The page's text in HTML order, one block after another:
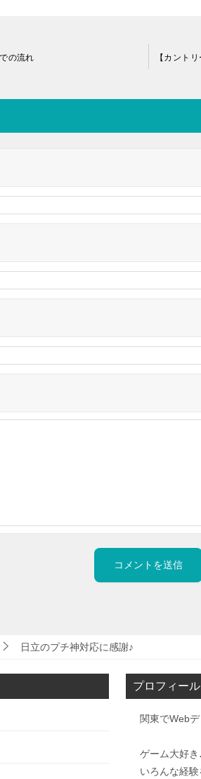
の流れ
日立のプチ神対応に感謝♪
プロフィール
関東でWebデ
ゲーム大好
いろんな経